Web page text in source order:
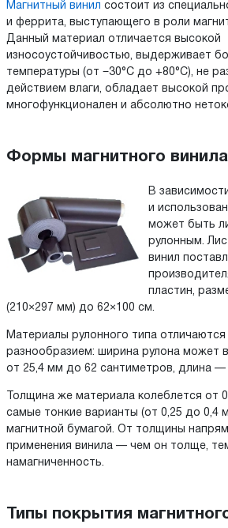
Магнитный винил состоит из
и феррита, выступающего в роли
Данный материал отличается высокой
износоустойчивостью, выдерживает
температуры (от −30°C до +80°C), не
действием влаги, обладает высокой
многофункционален и абсолютно
Формы магнитного винила
В
и
может быть
рулонным.
винил
пластин,
(210×297 мм) до 62×100 см.
Материалы рулонного типа
разнообразием: ширина рулона может
от 25,4 мм до 62 сантиметров, длина —
Толщина же материала колеблется от
самые тонкие варианты (от 0,25 до 0,4
магнитной бумагой. От толщины
применения винила — чем он толще,
намагниченность.
Типы покрытия